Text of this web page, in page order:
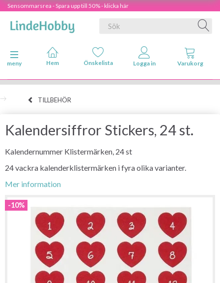
Sensommarsrea - Spara upp till 50% - klicka här
Ändra navigering
meny
TILLBEHÖR
Kalendersiffror Stickers, 24 st.
Kalendernummer Klistermärken, 24 st
24 vackra kalenderklistermärken i fyra olika varianter.
Mer information
-10%